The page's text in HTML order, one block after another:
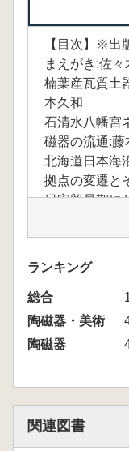
【目次】※出
まえがき:佐々
楠葉産瓦質土
本久和
石清水八幡宮
磁器の流通:藤
北海道日本海
拠点の変遷と
日宋貿易期に
の変遷と流
通を考える
元青花瓷か
ぐって 新島
日本における
本美菜子
畿内における
鳥取県におけ
ランキング
総合
陶磁器・美術
陶磁器
関連図書